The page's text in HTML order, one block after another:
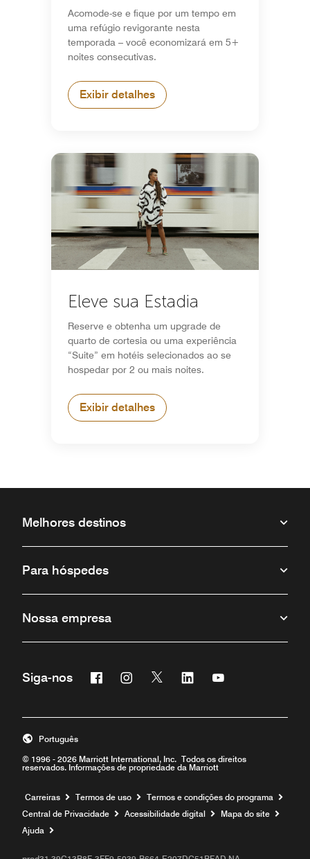
Acomode-se e fique por um tempo em
uma refúgio revigorante nesta
temporada – você economizará em 5+
noites consecutivas.
Exibir detalhes
Eleve sua Estadia
Reserve e obtenha um upgrade de
quarto de cortesia ou uma experiência
“Suite” em hotéis selecionados ao se
hospedar por 2 ou mais noites.
Exibir detalhes
Melhores destinos
Para hóspedes
Nossa empresa
Siga-nos FacebookInstagram
Twitter Linkedin
© 1996 - 2026 Marriott International, Inc. Todos os direitos
reservados. Informações de propriedade da Marriott
Português
Carreiras Termos de uso
Termos e condições do programa
Central de Privacidade
Acessibilidade digital
Mapa do site
Ajuda